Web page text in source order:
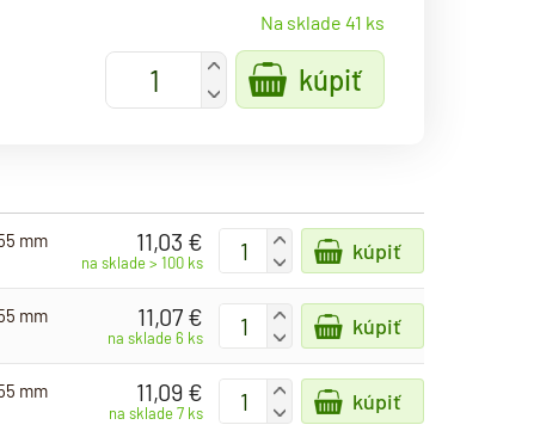
Na sklade 41 ks
+
-
kúpiť
mm
11,03 €
na sklade > 100 ks
+
-
kúpiť
mm
11,07 €
na sklade 6 ks
+
-
kúpiť
mm
11,09 €
na sklade 7 ks
+
-
kúpiť